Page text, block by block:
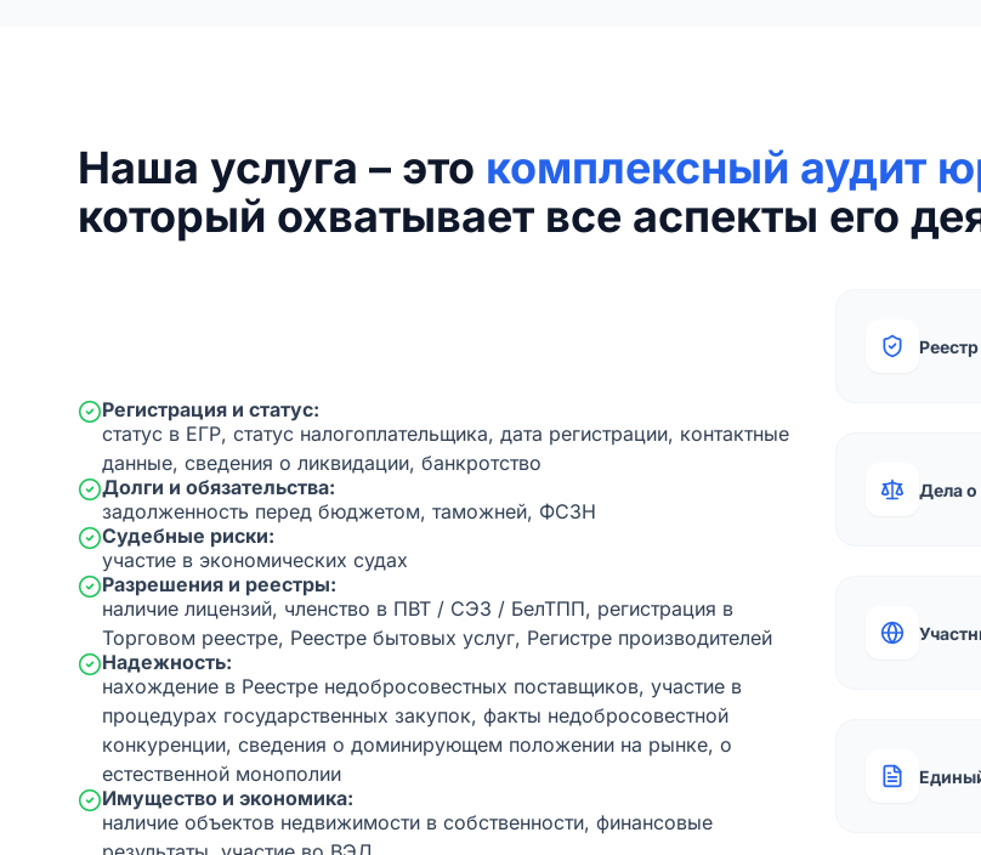
Наша услуга – это комплексный аудит
который охватывает все аспекты его
Регистрация и статус:
статус в ЕГР, статус налогоплательщика, дата регистрации, контактные
данные, сведения о ликвидации, банкротство
Долги и обязательства:
задолженность перед бюджетом, таможней, ФСЗН
Судебные риски:
участие в экономических судах
Разрешения и реестры:
наличие лицензий, членство в ПВТ / СЭЗ / БелТПП, регистрация в
Торговом реестре, Реестре бытовых услуг, Регистре производителей
Надежность:
нахождение в Реестре недобросовестных поставщиков, участие в
процедурах государственных закупок, факты недобросовестной
конкуренции, сведения о доминирующем положении на рынке, о
естественной монополии
Имущество и экономика:
наличие объектов недвижимости в собственности, финансовые
Дела о